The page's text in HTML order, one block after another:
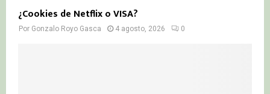
¿Cookies de Netflix o VISA?
Por Gonzalo Royo Gasca 4 agosto, 2026 0